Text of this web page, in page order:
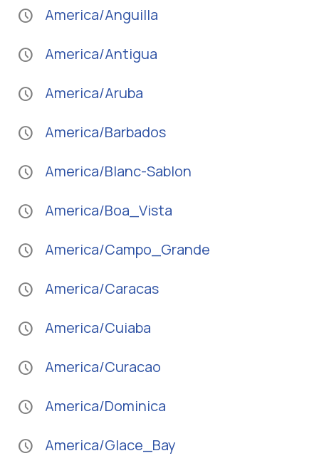
schedule America/Anguilla
schedule America/Antigua
schedule America/Aruba
schedule America/Barbados
schedule America/Blanc-Sablon
schedule America/Boa_Vista
schedule America/Campo_Grande
schedule America/Caracas
schedule America/Cuiaba
schedule America/Curacao
schedule America/Dominica
schedule America/Glace_Bay